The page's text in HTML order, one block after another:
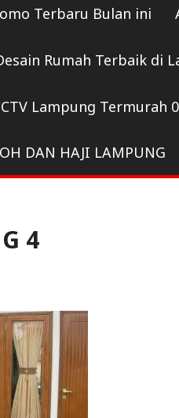
Terbaru Bulan ini
Rumah Terbaik di
Lampung Termurah
DAN HAJI LAMPUNG
4